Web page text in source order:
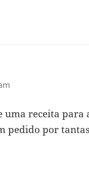
receita para
pedido por